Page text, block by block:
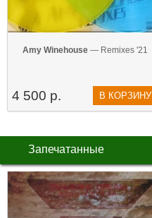
Amy Winehouse— Remixes '21
4 500 р. В КОРЗИНУ
Запечатанные